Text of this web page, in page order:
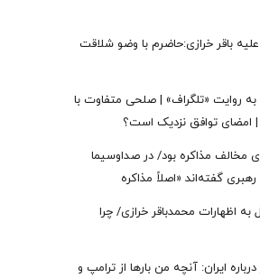
باقر خرازی:حاضرم با وضو شلاقت
به روایت «تلگراف» | صلحی متفاوت با
توافق نزدیک است؟
مخالف مذاکره بود/ در صداوسیما
گفته‌اند «اصلاً مذاکره
اظهارات محمدباقر خرازی/ چرا
ایران: آنچه من بارها از ترامپ و